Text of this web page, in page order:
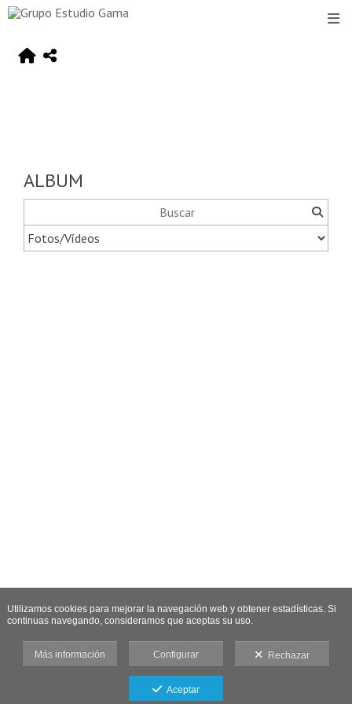
ALBUM
Utilizamos cookies para mejorar la navegación web y obtener estadísticas. Si
continuas navegando, consideramos que aceptas su uso.
Más información Configurar Rechazar
Aceptar